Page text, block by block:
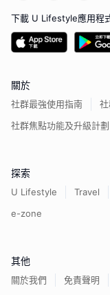
下載 U Lifestyle應用程
關於
社群最強使用指南
社群焦點功能及升級計劃
探索
U Lifestyle Travel
e-zone
其他
關於我們 免責聲明